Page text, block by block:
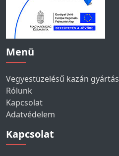
Menü
Vegyestüzelésű kazán gyártás
Rólunk
Kapcsolat
Adatvédelem
Kapcsolat